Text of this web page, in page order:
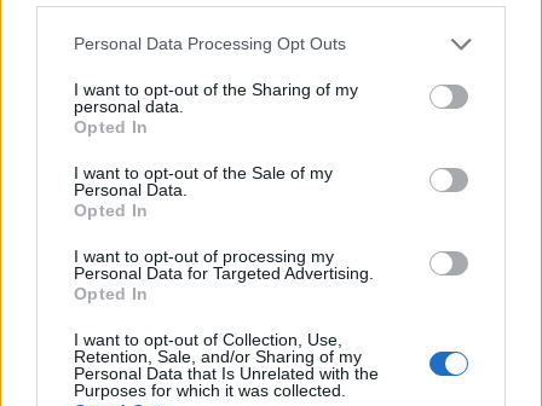
Personal Data Processing Opt Outs
I want to opt-out of the Sharing of my
personal data.
Opted In
I want to opt-out of the Sale of my
Personal Data.
Opted In
I want to opt-out of processing my
Personal Data for Targeted Advertising.
Opted In
I want to opt-out of Collection, Use,
Retention, Sale, and/or Sharing of my
Personal Data that Is Unrelated with the
Purposes for which it was collected.
Fancellu, Gueli, Nurra, Mainardi e Tapparello
Latte Dolce, Andrea Grigoras è il nuovo ds
graduatoria
24 Lug 2026